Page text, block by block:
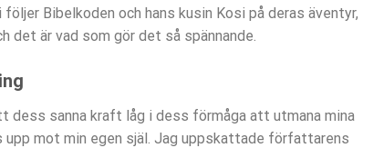
Bibelkoden och hans kusin Kosi på deras äventyr,
det är vad som gör det så spännande.
dess sanna kraft låg i dess förmåga att utmana mina
upp mot min egen själ. Jag uppskattade författarens